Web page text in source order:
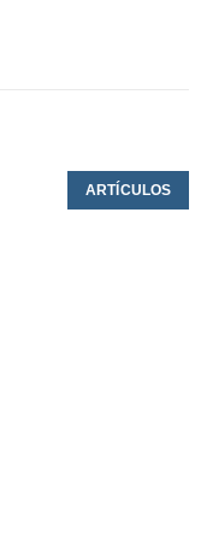
ARTÍCULOS